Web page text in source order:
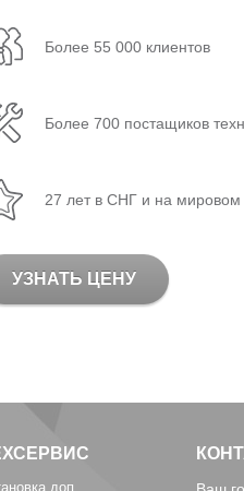
Более 55 000 клиентов
Более 700 постащиков
27 лет в СНГ и на мировом
УЗНАТЬ ЦЕНУ
доп.